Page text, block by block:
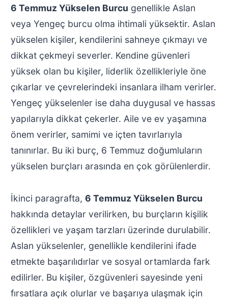
6 Temmuz Yükselen Burcu genellikle Aslan
veya Yengeç burcu olma ihtimali yüksektir. Aslan
yükselen kişiler, kendilerini sahneye çıkmayı ve
dikkat çekmeyi severler. Kendine güvenleri
yüksek olan bu kişiler, liderlik özellikleriyle öne
çıkarlar ve çevrelerindeki insanlara ilham verirler.
Yengeç yükselenler ise daha duygusal ve hassas
yapılarıyla dikkat çekerler. Aile ve ev yaşamına
önem verirler, samimi ve içten tavırlarıyla
tanınırlar. Bu iki burç, 6 Temmuz doğumluların
yükselen burçları arasında en çok görülenlerdir.
İkinci paragrafta, 6 Temmuz Yükselen Burcu
hakkında detaylar verilirken, bu burçların kişilik
özellikleri ve yaşam tarzları üzerinde durulabilir.
Aslan yükselenler, genellikle kendilerini ifade
etmekte başarılıdırlar ve sosyal ortamlarda fark
edilirler. Bu kişiler, özgüvenleri sayesinde yeni
fırsatlara açık olurlar ve başarıya ulaşmak için